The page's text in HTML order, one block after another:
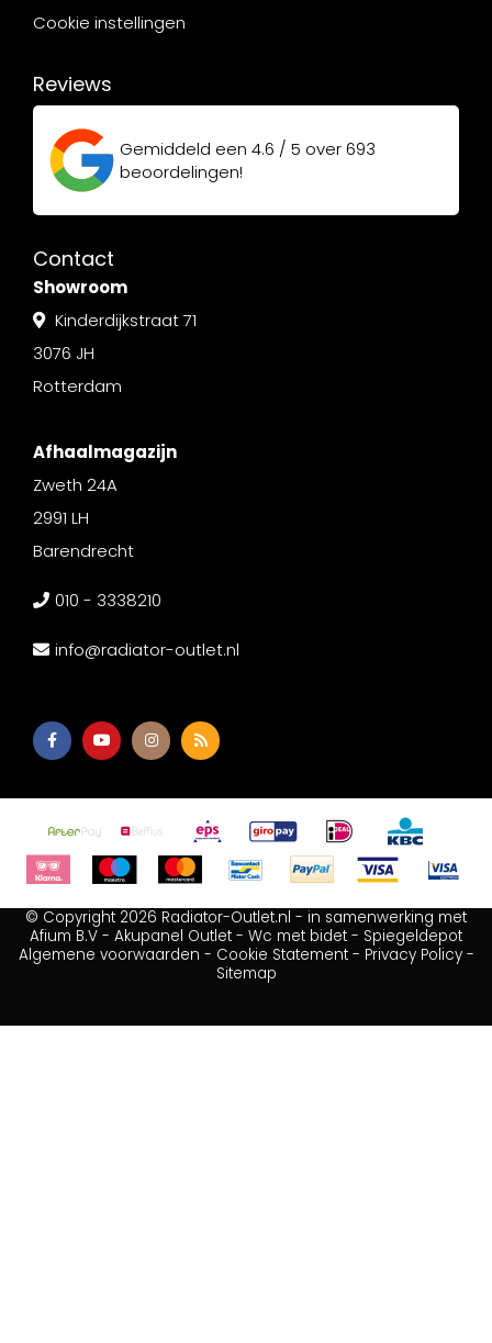
Cookie instellingen
Reviews
Gemiddeld een 4.6 / 5 over693
beoordelingen!
Contact
Showroom
Kinderdijkstraat 71
3076 JH
Rotterdam
Afhaalmagazijn
Zweth 24A
2991 LH
Barendrecht
010 - 3338210
info@radiator-outlet.nl
© Copyright 2026 Radiator-Outlet.nl - in samenwerking met
Afium B.V - Akupanel Outlet - Wc met bidet - Spiegeldepot
Algemene voorwaarden - Cookie Statement- Privacy Policy-
Sitemap